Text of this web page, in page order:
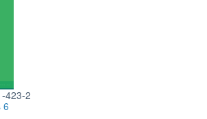
423-2
6